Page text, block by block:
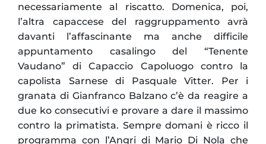
necessariamente al riscatto. Domenica, poi,
l’altra capaccese del raggruppamento avrà
davanti l’affascinante ma anche difficile
appuntamento casalingo del “Tenente
Vaudano” di Capaccio Capoluogo contro la
capolista Sarnese di Pasquale Vitter. Per i
granata di Gianfranco Balzano c’è da reagire a
due ko consecutivi e provare a dare il massimo
contro la primatista. Sempre domani è ricco il
programma con l’Angri di Mario Di Nola che